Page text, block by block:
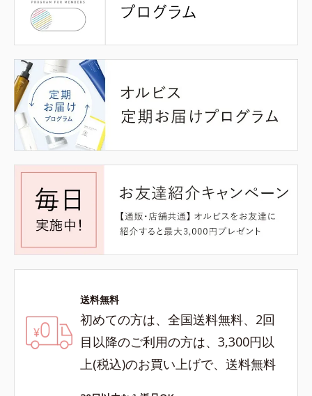
送料無料
初めての方は、全国送料無料、2回
目以降のご利用の方は、3,300円以
上(税込)のお買い上げで、送料無料